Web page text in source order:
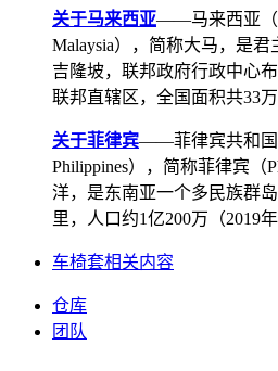
关于马来西亚——马来西亚（
Malaysia），简称大马，是
吉隆坡，联邦政府行政中心
联邦直辖区，全国面积共33万
关于菲律宾——菲律宾共和国
Philippines），简称菲律宾（
洋，是东南亚一个多民族群
里，人口约1亿200万（2019年
车椅套相关内容
仓库
团队